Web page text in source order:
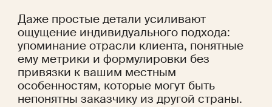
Даже простые детали усиливают
ощущение индивидуального подхода:
упоминание отрасли клиента, понятные
ему метрики и формулировки без
привязки к вашим местным
особенностям, которые могут быть
непонятны заказчику из другой страны.